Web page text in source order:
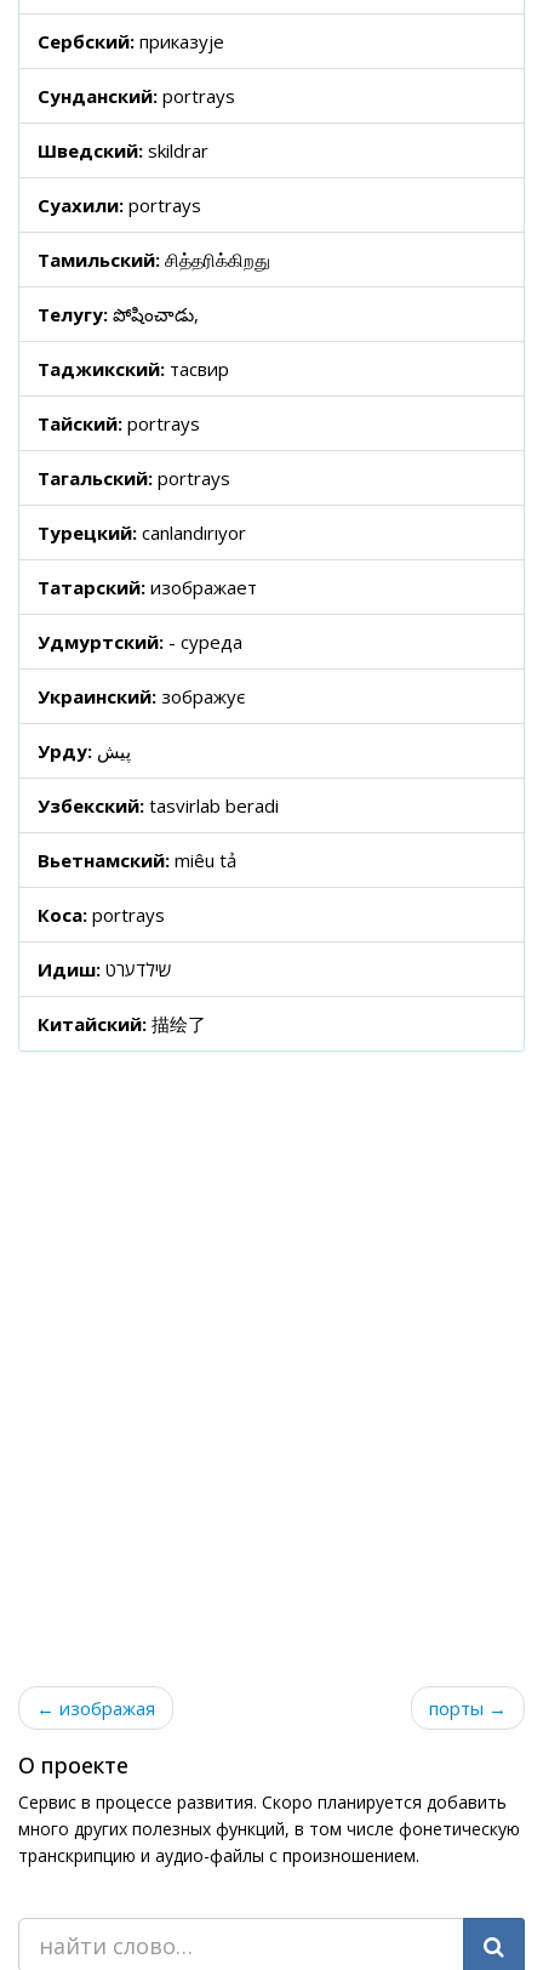
Сербский: приказује
Сунданский: portrays
Шведский: skildrar
Суахили: portrays
Тамильский: சித்தரிக்கிறது
Телугу: పోషించాడు,
Таджикский: тасвир
Тайский: portrays
Тагальский: portrays
Турецкий: canlandırıyor
Татарский: изображает
Удмуртский: - суреда
Украинский: зображує
Урду: پیش
Узбекский: tasvirlab beradi
Вьетнамский: miêu tả
Коса: portrays
Идиш: שילדערט
Китайский: 描绘了
← изображая порты →
О проекте
Сервис в процессе развития. Скоро планируется добавить
много других полезных функций, в том числе фонетическую
транскрипцию и аудио-файлы с произношением.